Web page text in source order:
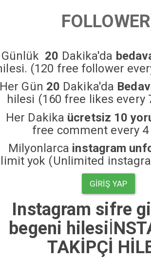
Günlük 20 Dakika'da
(120 free follower
Her Gün 20 Dakika'da
hilesi (160 free likes every
Her Dakika ücretsiz 10
free comment every
Milyonlarca instagram
limit yok (Unlimited
GIRIŞ YAP
Instagram sifre
begeni hilesiİ
TAKİPÇİ